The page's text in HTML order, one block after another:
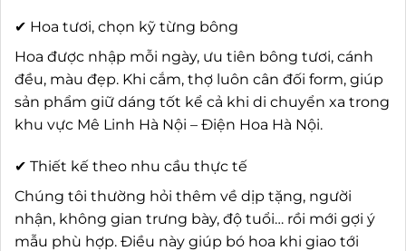
✔ Hoa tươi, chọn kỹ từng bông
Hoa được nhập mỗi ngày, ưu tiên bông tươi, cánh
đều, màu đẹp. Khi cắm, thợ luôn cân đối form, giúp
sản phẩm giữ dáng tốt kể cả khi di chuyển xa trong
khu vực Mê Linh Hà Nội – Điện Hoa Hà Nội.
✔ Thiết kế theo nhu cầu thực tế
Chúng tôi thường hỏi thêm về dịp tặng, người
nhận, không gian trưng bày, độ tuổi… rồi mới gợi ý
mẫu phù hợp. Điều này giúp bó hoa khi giao tới